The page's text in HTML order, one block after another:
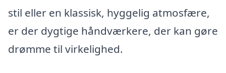
stil eller en klassisk, hyggelig atmosfære,
er der dygtige håndværkere, der kan gøre
drømme til virkelighed.